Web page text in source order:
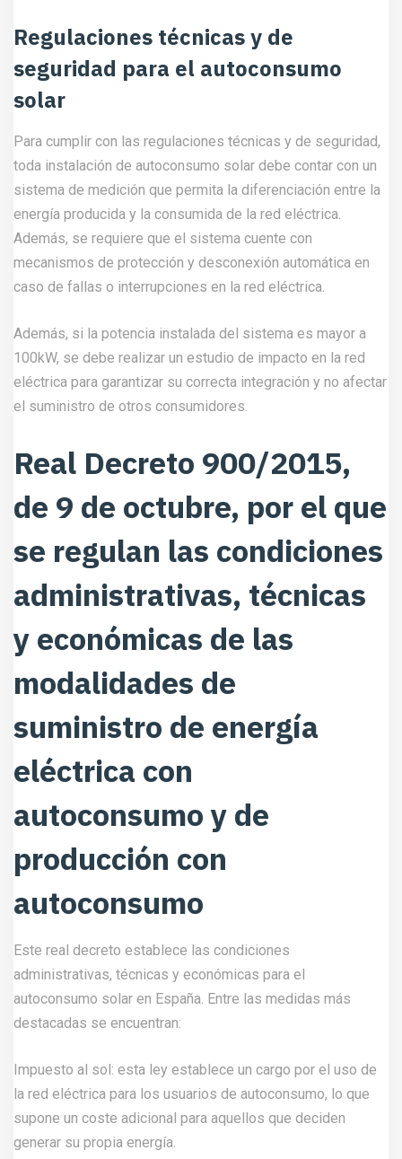
Regulaciones técnicas y de
seguridad para el autoconsumo
solar
Para cumplir con las regulaciones técnicas y de seguridad,
toda instalación de autoconsumo solar debe contar con un
sistema de medición que permita la diferenciación entre la
energía producida y la consumida de la red eléctrica.
Además, se requiere que el sistema cuente con
mecanismos de protección y desconexión automática en
caso de fallas o interrupciones en la red eléctrica.
Además, si la potencia instalada del sistema es mayor a
100kW, se debe realizar un estudio de impacto en la red
eléctrica para garantizar su correcta integración y no afectar
el suministro de otros consumidores.
Real Decreto 900/2015,
de 9 de octubre, por el que
se regulan las condiciones
administrativas, técnicas
y económicas de las
modalidades de
suministro de energía
eléctrica con
autoconsumo y de
producción con
autoconsumo
Este real decreto establece las condiciones
administrativas, técnicas y económicas para el
autoconsumo solar en España. Entre las medidas más
destacadas se encuentran:
Impuesto al sol: esta ley establece un cargo por el uso de
la red eléctrica para los usuarios de autoconsumo, lo que
supone un coste adicional para aquellos que deciden
generar su propia energía.